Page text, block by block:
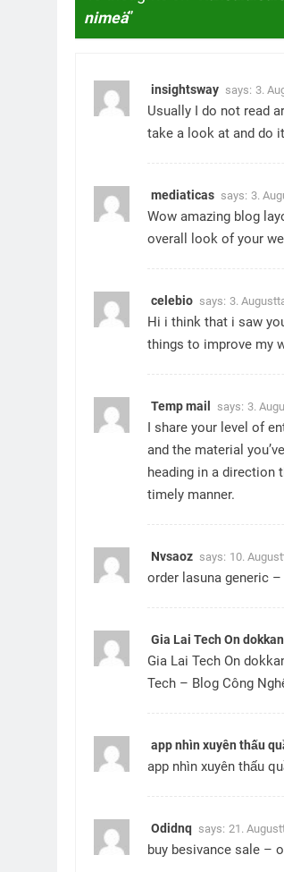
nimeä”
insightsway says: 3.
Usually I do not read
take a look at and do
mediaticas says: 3.
Wow amazing blog
overall look of your
celebio says: 3.
Hi i think that i saw
things to improve my
Temp mail says: 3.
I share your level of
and the material
heading in a direction
timely manner.
Nvsaoz says: 10.
order lasuna generic –
Gia Lai Tech On
Gia Lai Tech On
Tech – Blog Công
app nhìn xuyên thấu
app nhìn xuyên thấu
Odidnq says: 21.
buy besivance sale –